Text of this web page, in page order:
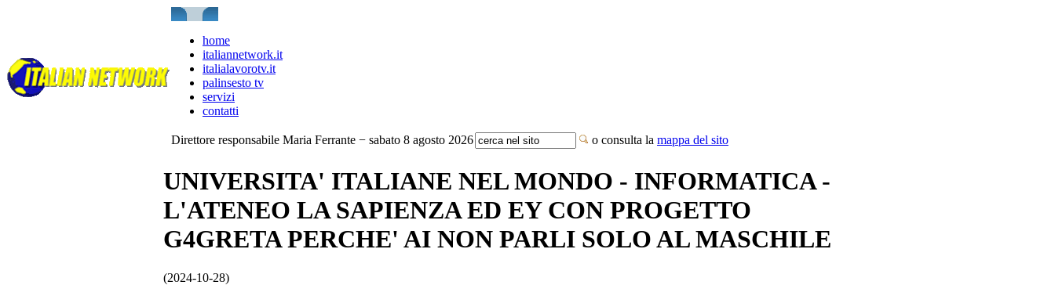
home
italiannetwork.it
italialavorotv.it
palinsesto tv
servizi
contatti
Direttore responsabile Maria Ferrante − sabato 8 agosto 2026 o consulta la mappa del sito
UNIVERSITA' ITALIANE NEL MONDO - INFORMATICA -
L'ATENEO LA SAPIENZA ED EY CON PROGETTO
G4GRETA PERCHE' AI NON PARLI SOLO AL MASCHILE
(2024-10-28)